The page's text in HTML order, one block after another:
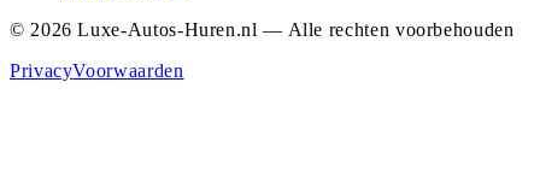
© 2026 Luxe-Autos-Huren.nl — Alle rechten voorbehouden
PrivacyVoorwaarden